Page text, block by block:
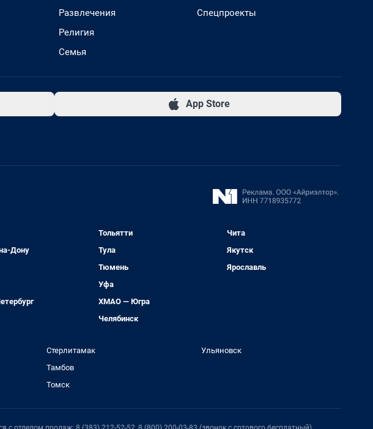
Развлечения
Религия
Семья
Спецпроекты
App Store
Дону
Тольятти
Тула
Тюмень
Уфа
ХМАО — Югра
Челябинск
Чита
Якутск
Ярославль
Стерлитамак
Тамбов
Томск
Ульяновск